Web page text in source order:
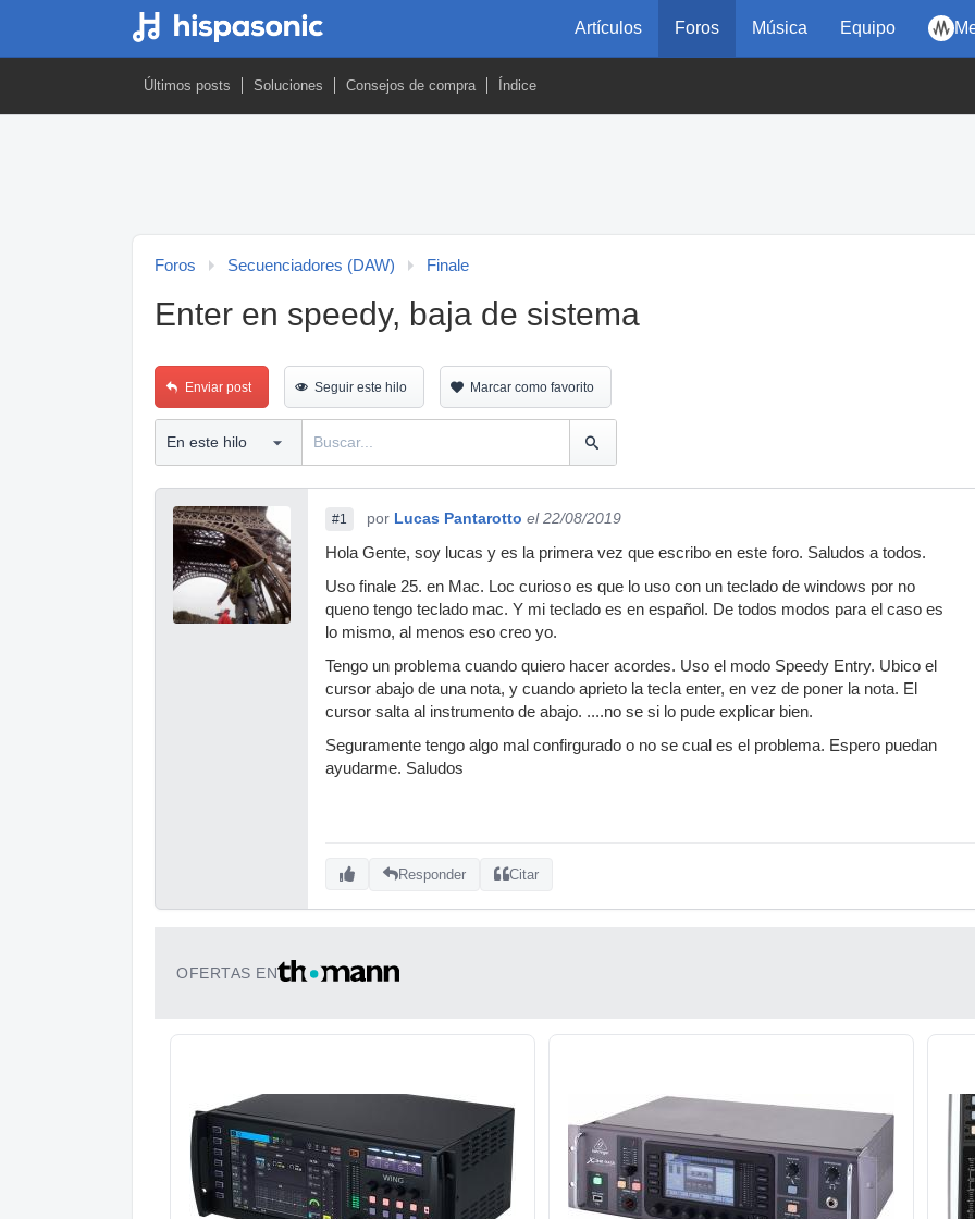
Artículos Foros Música Equipo
Últimos posts Soluciones Consejos de compra Índice
Foros Secuenciadores (DAW) Finale
Enter en speedy, baja de sistema
Enviar post Seguir este hilo Marcar como favorito
#1 por Lucas Pantarotto el 22/08/2019
Hola Gente, soy lucas y es la primera vez que escribo en este foro. Saludos a todos.
Uso finale 25. en Mac. Loc curioso es que lo uso con un teclado de windows por no
queno tengo teclado mac. Y mi teclado es en español. De todos modos para el caso es
lo mismo, al menos eso creo yo.
Tengo un problema cuando quiero hacer acordes. Uso el modo Speedy Entry. Ubico el
cursor abajo de una nota, y cuando aprieto la tecla enter, en vez de poner la nota. El
cursor salta al instrumento de abajo. ....no se si lo pude explicar bien.
Seguramente tengo algo mal confirgurado o no se cual es el problema. Espero puedan
ayudarme. Saludos
Responder Citar
OFERTAS EN